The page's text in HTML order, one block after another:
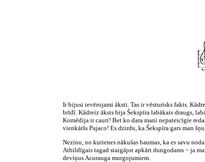
Ir bijusi ievērojami āksti. Tas ir vēsturisks fakts.
brīdī. Kādreiz āksts bija Šekspīra labākais draugs,
Komēdija ir cauri! Bet ko dara mani nepateicīgie
vienkāršs Pajaco! Es dzirdu, ka Šekspīra gars man
Nezinu, no kurienes nākušas baumas, ka es savu
Atbildīgais tagad staigājot apkārt dungodams − ja
deviņus Acurauga murgojumiem.